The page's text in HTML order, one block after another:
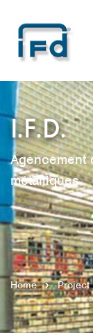
I.F.D.
Agencement
métalliques
Home Project